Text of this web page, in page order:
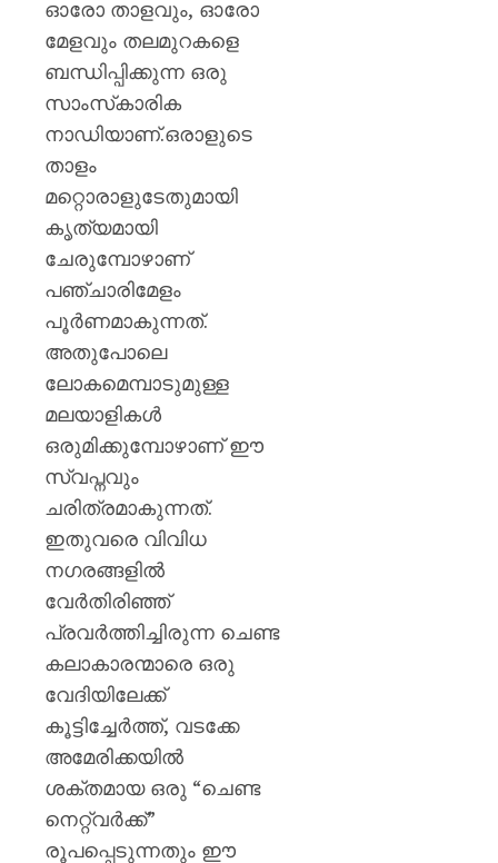
ഓരോ താളവും, ഓരോ
മേളവും തലമുറകളെ
ബന്ധിപ്പിക്കുന്ന ഒരു
സാംസ്‌കാരിക
നാഡിയാണ്.ഒരാളുടെ
താളം
മറ്റൊരാളുടേതുമായി
കൃത്യമായി
ചേരുമ്പോഴാണ്
പഞ്ചാരിമേളം
പൂർണമാകുന്നത്.
അതുപോലെ
ലോകമെമ്പാടുമുള്ള
മലയാളികൾ
ഒരുമിക്കുമ്പോഴാണ് ഈ
സ്വ‌പ്നവും
ചരിത്രമാകുന്നത്.
ഇതുവരെ വിവിധ
നഗരങ്ങളിൽ
വേർതിരിഞ്ഞ്
പ്രവർത്തിച്ചിരുന്ന ചെണ്ട
കലാകാരന്മാരെ ഒരു
വേദിയിലേക്ക്
കൂട്ടിച്ചേർത്ത്, വടക്കേ
അമേരിക്കയിൽ
ശക്തമായ ഒരു “ചെണ്ട
നെറ്റ‌്വർക്ക്”
രൂപപ്പെടുന്നതും ഈ